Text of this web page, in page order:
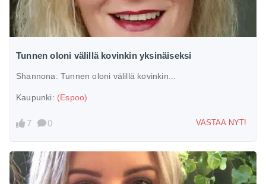
Tunnen oloni välillä kovinkin yksinäiseksi
Shannona: Tunnen oloni välillä kovinkin...
Kaupunki: (Espoo)
7 0 VASTAA NYT!